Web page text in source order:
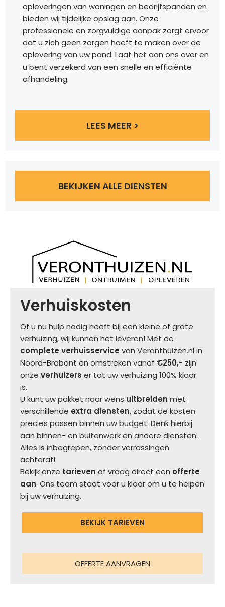
opleveringen van woningen en bedrijfspanden en
bieden wij tijdelijke opslag aan. Onze
professionele en zorgvuldige aanpak zorgt ervoor
dat u zich geen zorgen hoeft te maken over de
oplevering van uw pand. Laat het aan ons over en
u bent verzekerd van een snelle en efficiënte
afhandeling.
LEES MEER >
BEKIJKEN ALLE DIENSTEN
Verhuiskosten
Of u nu hulp nodig heeft bij een kleine of grote
verhuizing, wij kunnen het leveren! Met de
complete verhuisservice van Veronthuizen.nl in
Noord-Brabant en omstreken vanaf €250,- zijn
onze verhuizers er tot uw verhuizing 100% klaar
is.
U kunt uw pakket naar wens uitbreiden met
verschillende extra diensten, zodat de kosten
precies passen binnen uw budget. Denk hierbij
aan binnen- en buitenwerk en andere diensten.
Alles is inbegrepen, zonder verrassingen
achteraf!
Bekijk onze tarieven of vraag direct een offerte
aan. Ons team staat voor u klaar om u te helpen
bij uw verhuizing.
BEKIJK TARIEVEN
OFFERTE AANVRAGEN